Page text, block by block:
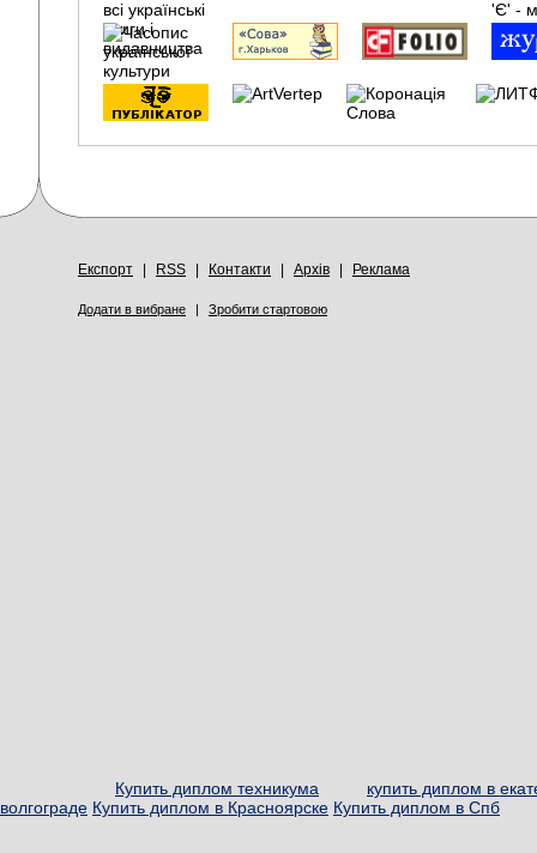
Експорт RSS Контакти Архів Реклама
Додати в вибране | Зробити стартовою
Купить диплом техникума
купить диплом в
волгограде Купить диплом в Красноярске Купить диплом в Спб